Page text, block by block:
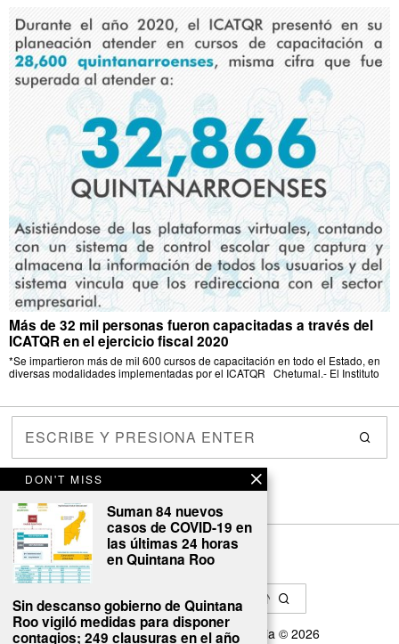
Más de 32 mil personas fueron capacitadas a través del
ICATQR en el ejercicio fiscal 2020
*Se impartieron más de mil 600 cursos de capacitación en todo el Estado, en
diversas modalidades implementadas por el ICATQR Chetumal.- El Instituto
Diseñado porCyber GRC Australia ©2026
DON'T MISS
Suman 84 nuevos
casos de COVID-19 en
las últimas 24 horas
en Quintana Roo
Sin descanso gobierno de Quintana
Roo vigiló medidas para disponer
contagios; 249 clausuras en el año